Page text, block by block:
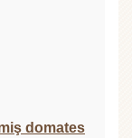
domates